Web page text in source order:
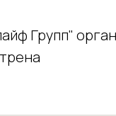
Групп"